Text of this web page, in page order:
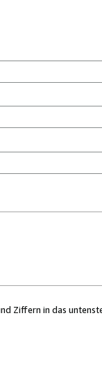
Ziffern in das